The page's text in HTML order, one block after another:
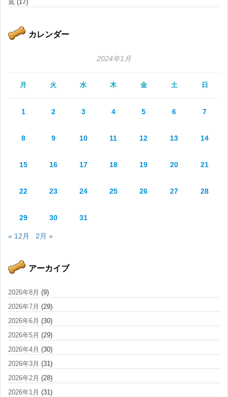
嵐 (17)
カレンダー
2024年1月
月 火 水 木 金 土 日
1 2 3 4 5 6 7
8 9 10 11 12 13 14
15 16 17 18 19 20 21
22 23 24 25 26 27 28
29 30 31
« 12月 2月 »
アーカイブ
2026年8月 (9)
2026年7月 (29)
2026年6月 (30)
2026年5月 (29)
2026年4月 (30)
2026年3月 (31)
2026年2月 (28)
2026年1月 (31)